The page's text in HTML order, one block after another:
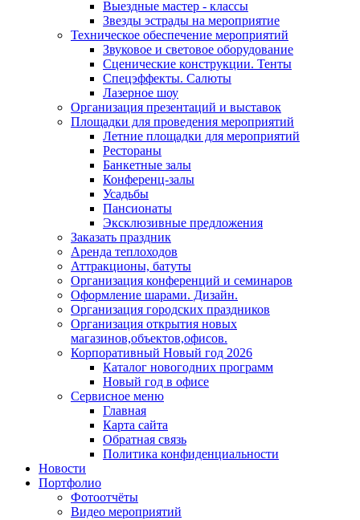
Выездные мастер - классы
Звезды эстрады на мероприятие
Техническое обеспечение мероприятий
Звуковое и световое оборудование
Сценические конструкции. Тенты
Спецэффекты. Салюты
Лазерное шоу
Организация презентаций и выставок
Площадки для проведения мероприятий
Летние площадки для мероприятий
Рестораны
Банкетные залы
Конференц-залы
Усадьбы
Пансионаты
Эксклюзивные предложения
Заказать праздник
Аренда теплоходов
Аттракционы, батуты
Организация конференций и семинаров
Оформление шарами. Дизайн.
Организация городских праздников
Организация открытия новых
магазинов,объектов,офисов.
Корпоративный Новый год 2026
Каталог новогодних программ
Новый год в офисе
Сервисное меню
Главная
Карта сайта
Обратная связь
Политика конфиденциальности
Новости
Портфолио
Фотоотчёты
Видео мероприятий